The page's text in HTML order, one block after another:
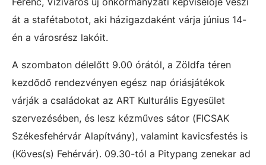
át a stafétabotot, aki házigazdaként várja június 14-
én a városrész lakóit.
A szombaton délelőtt 9.00 órától, a Zöldfa téren
kezdődő rendezvényen egész nap óriásjátékok
várják a családokat az ART Kulturális Egyesület
szervezésében, és lesz kézműves sátor (FICSAK
Székesfehérvár Alapítvány), valamint kavicsfestés is
(Köves(s) Fehérvár). 09.30-tól a Pitypang zenekar ad